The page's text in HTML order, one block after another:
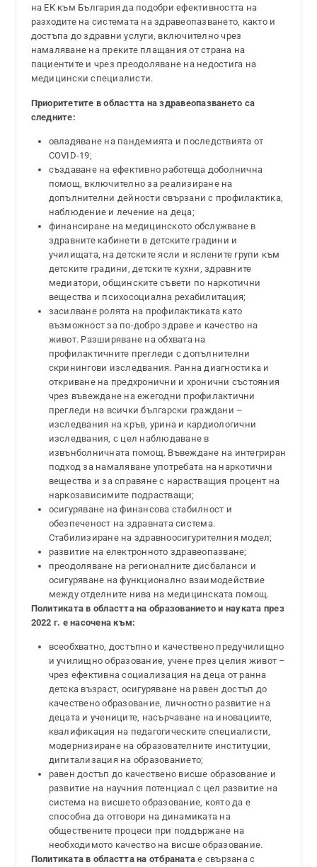
на ЕК към България да подобри ефективността на
разходите на системата на здравеопазването, както и
достъпа до здравни услуги, включително чрез
намаляване на преките плащания от страна на
пациентите и чрез преодоляване на недостига на
медицински специалисти.
Приоритетите в областта на здравеопазването са
следните:
овладяване на пандемията и последствията от
COVID-19;
създаване на ефективно работеща доболнична
помощ, включително за реализиране на
допълнителни дейности свързани с профилактика,
наблюдение и лечение на деца;
финансиране на медицинското обслужване в
здравните кабинети в детските градини и
училищата, на детските ясли и яслените групи към
детските градини, детските кухни, здравните
медиатори, общинските съвети по наркотични
вещества и психосоциална рехабилитация;
засилване ролята на профилактиката като
възможност за по-добро здраве и качество на
живот. Разширяване на обхвата на
профилактичните прегледи с допълнителни
скринингови изследвания. Ранна диагностика и
откриване на предхронични и хронични състояния
чрез въвеждане на ежегодни профилактични
прегледи на всички български граждани –
изследвания на кръв, урина и кардиологични
изследвания, с цел наблюдаване в
извънболничната помощ. Въвеждане на интегриран
подход за намаляване употребата на наркотични
вещества и за справяне с нарастващия процент на
наркозависимите подрастващи;
осигуряване на финансова стабилност и
обезпеченост на здравната система.
Стабилизиране на здравноосигурителния модел;
развитие на електронното здравеопазване;
преодоляване на регионалните дисбаланси и
осигуряване на функционално взаимодействие
между отделните нива на медицинската помощ.
Политиката в областта на образованието и науката през
2022 г. е насочена към:
всеобхватно, достъпно и качествено предучилищно
и училищно образование, учене през целия живот –
чрез ефективна социализация на деца от ранна
детска възраст, осигуряване на равен достъп до
качествено образование, личностно развитие на
децата и учениците, насърчаване на иновациите,
квалификация на педагогическите специалисти,
модернизиране на образователните институции,
дигитализация на образованието;
равен достъп до качествено висше образование и
развитие на научния потенциал с цел развитие на
система на висшето образование, която да е
способна да отговори на динамиката на
обществените процеси при поддържане на
необходимото качество на висше образование.
Политиката в областта на отбраната е свързана с